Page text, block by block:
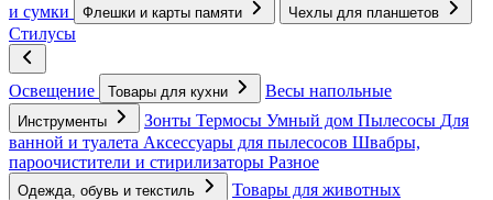
и сумки
Флешки и карты памяти Чехлы для планшетов
Стилусы
Освещение Товары для кухни Весы напольные
Инструменты Зонты Термосы Умный дом Пылесосы Для
ванной и туалета Аксессуары для пылесосов Швабры,
пароочистители и стирилизаторы Разное
Одежда, обувь и текстиль Товары для животных